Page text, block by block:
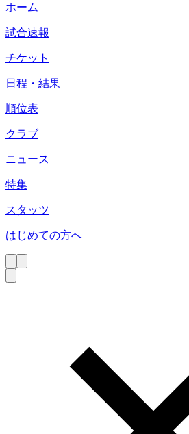
ホーム
試合速報
チケット
日程・結果
順位表
クラブ
ニュース
特集
スタッツ
はじめての方へ